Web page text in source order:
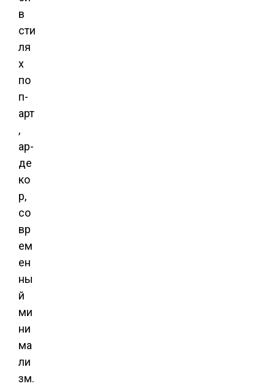
в
сти
ля
х
по
п-
арт
,
ар-
де
ко
р,
со
вр
ем
ен
ны
й
ми
ни
ма
ли
зм.